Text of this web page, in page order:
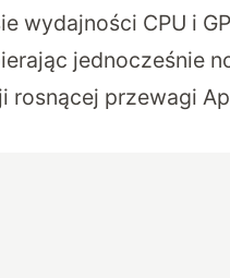
wydajności CPU i
jednocześnie
rosnącej przewagi